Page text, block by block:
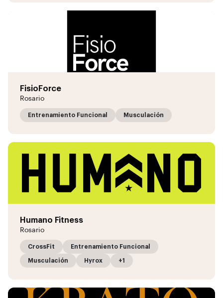
FisioForce
Rosario
Entrenamiento Funcional Musculación
Humano Fitness
Rosario
CrossFit Entrenamiento Funcional
Musculación Hyrox +1